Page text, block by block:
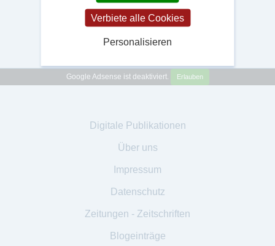
Google Adsense ist deaktiviert. Erlauben
Digitale Publikationen
Über uns
Impressum
Datenschutz
Zeitungen - Zeitschriften
Blogeinträge
Verbiete alle Cookies
Personalisieren